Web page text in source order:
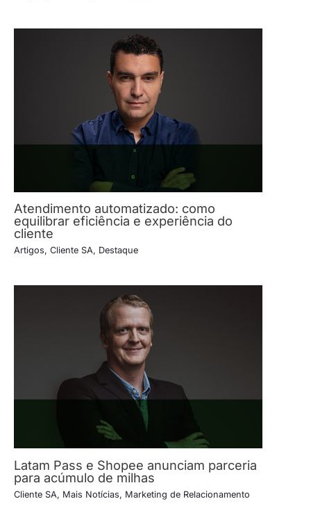
Atendimento automatizado: como
equilibrar eficiência e experiência do
cliente
Artigos, Cliente SA, Destaque
Latam Pass e Shopee anunciam parceria
para acúmulo de milhas
Cliente SA, Mais Notícias, Marketing de Relacionamento